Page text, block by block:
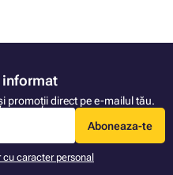
informat
promoții direct pe e-mailul tău.
Aboneaza-te
cu caracter personal